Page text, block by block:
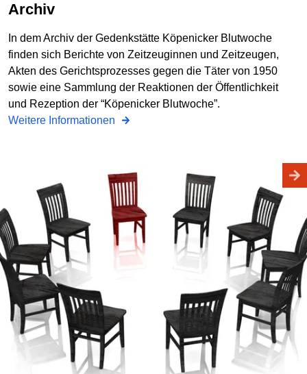
Archiv
In dem Archiv der Gedenkstätte Köpenicker Blutwoche
finden sich Berichte von Zeitzeuginnen und Zeitzeugen,
Akten des Gerichtsprozesses gegen die Täter von 1950
sowie eine Sammlung der Reaktionen der Öffentlichkeit
und Rezeption der “Köpenicker Blutwoche”.
Weitere Informationen